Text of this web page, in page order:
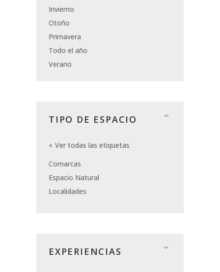
Invierno
Otoño
Primavera
Todo el año
Verano
TIPO DE ESPACIO
Ver todas las etiquetas
Comarcas
Espacio Natural
Localidades
EXPERIENCIAS